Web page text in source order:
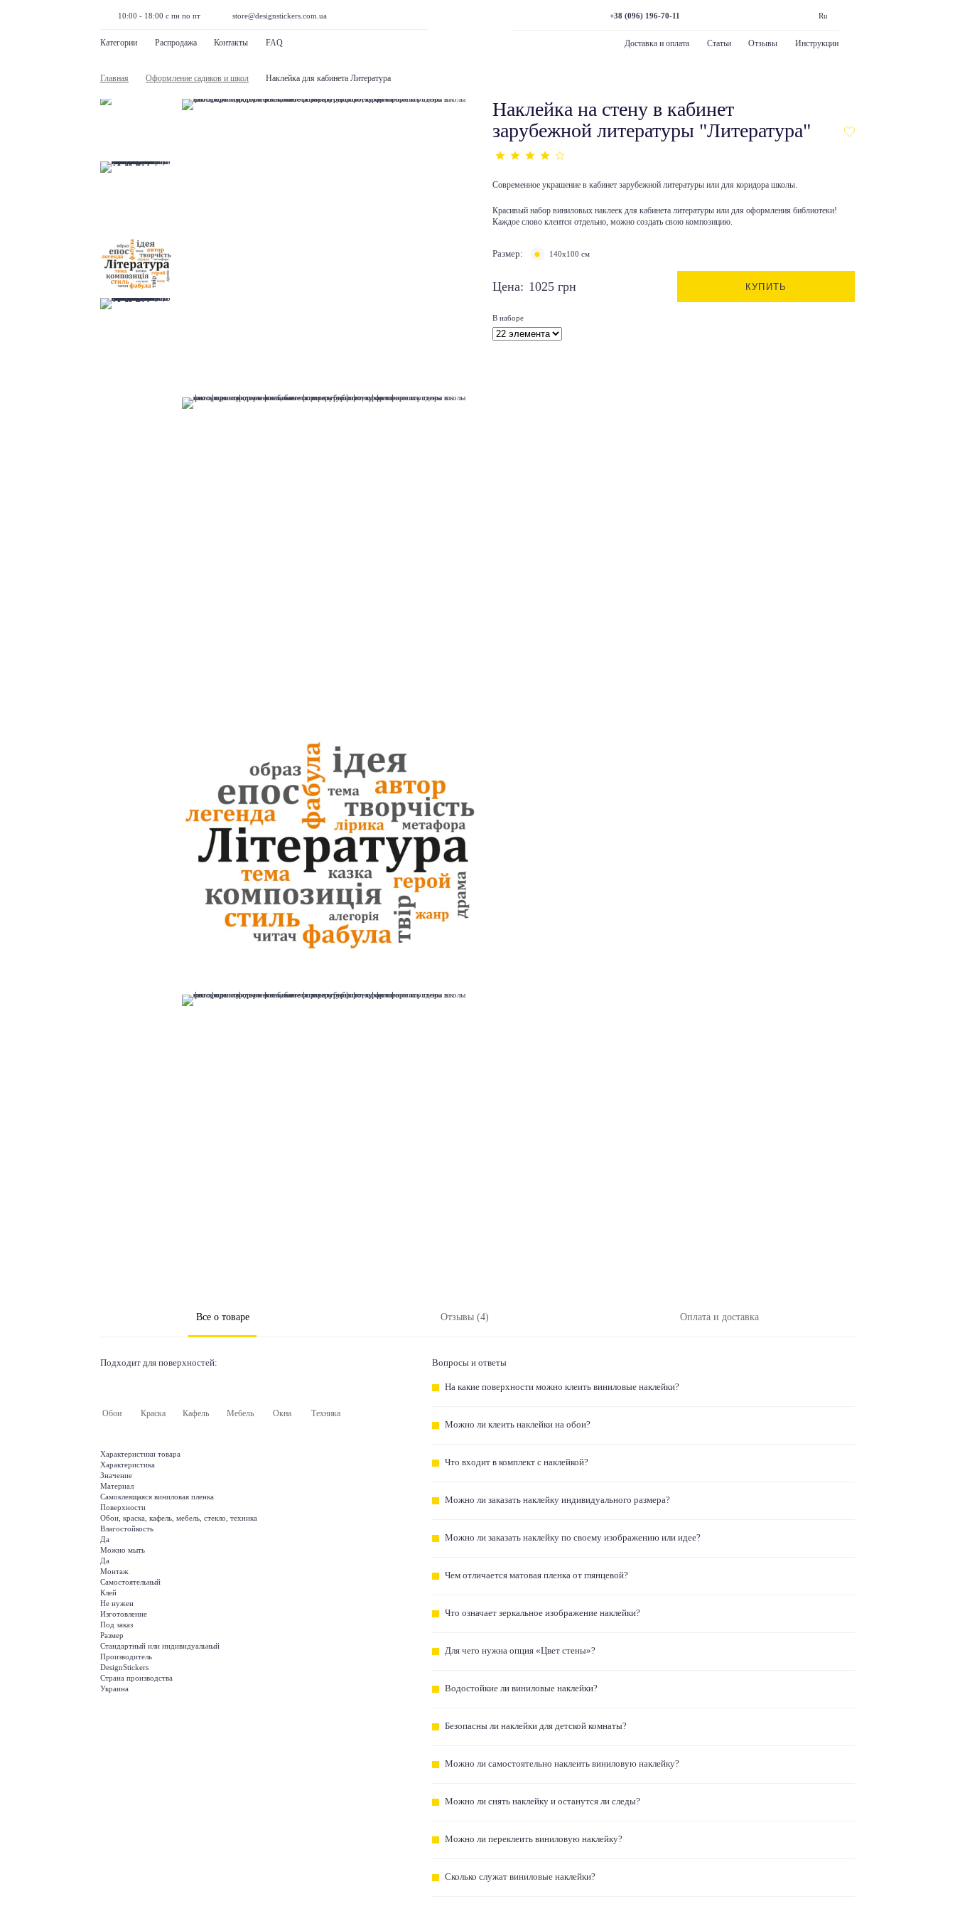
10:00 - 18:00 с пн по пт store@designstickers.com.ua
Категории Распродажа Контакты FAQ
+38 (096) 196-70-11 Ru
Доставка и оплата Статьи Отзывы Инструкции
Главная Оформление садиков и школ Наклейка для кабинета Литература
Наклейка на стену в кабинет
зарубежной литературы "Литература"
Современное украшение в кабинет зарубежной литературы или для коридора школы.
Красивый набор виниловых наклеек для кабинета литературы или для оформления библиотеки!
Каждое слово клеится отдельно, можно создать свою композицию.
Размер: 140х100 см
Цена: 1025 грн КУПИТЬ
В наборе
Все о товаре Отзывы (4) Оплата и доставка
Подходит для поверхностей:
Обои Краска Кафель Мебель Окна Техника
Характеристики товара
Характеристика
Значение
Материал
Самоклеящаяся виниловая пленка
Поверхности
Обои, краска, кафель, мебель, стекло, техника
Влагостойкость
Да
Можно мыть
Да
Монтаж
Самостоятельный
Клей
Не нужен
Изготовление
Под заказ
Размер
Стандартный или индивидуальный
Производитель
DesignStickers
Страна производства
Украина
Вопросы и ответы
На какие поверхности можно клеить виниловые наклейки?
Можно ли клеить наклейки на обои?
Что входит в комплект с наклейкой?
Можно ли заказать наклейку индивидуального размера?
Можно ли заказать наклейку по своему изображению или идее?
Чем отличается матовая пленка от глянцевой?
Что означает зеркальное изображение наклейки?
Для чего нужна опция «Цвет стены»?
Водостойкие ли виниловые наклейки?
Безопасны ли наклейки для детской комнаты?
Можно ли самостоятельно наклеить виниловую наклейку?
Можно ли снять наклейку и останутся ли следы?
Можно ли переклеить виниловую наклейку?
Сколько служат виниловые наклейки?